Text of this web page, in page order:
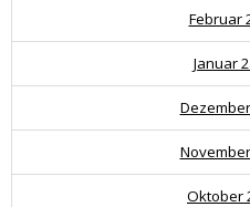
Februar
Januar
Oktober